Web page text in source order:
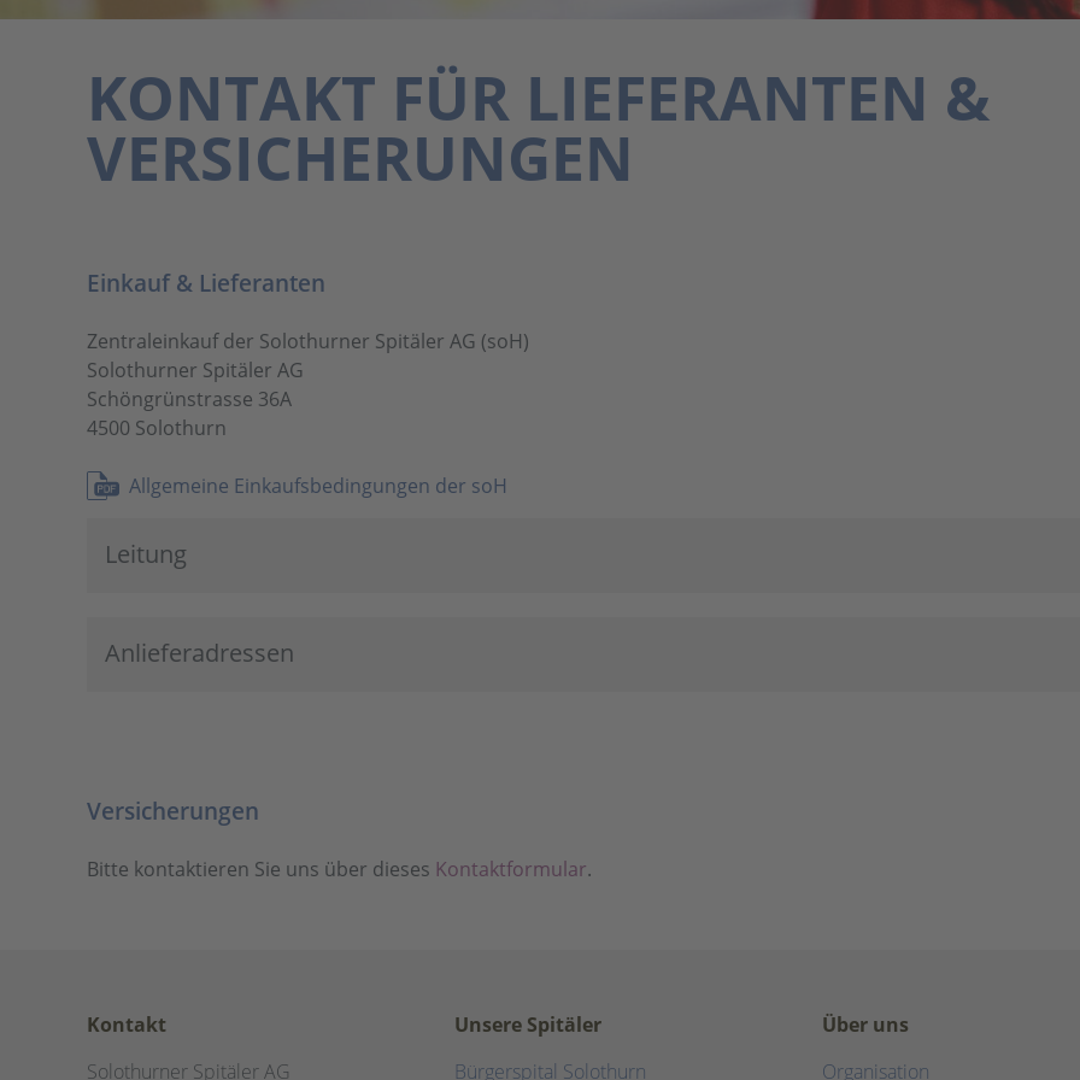
KONTAKT FÜR LIEFERANTEN &
VERSICHERUNGEN
Einkauf & Lieferanten
Zentraleinkauf der Solothurner Spitäler AG (soH)
Solothurner Spitäler AG
Schöngrünstrasse 36A
4500 Solothurn
Allgemeine Einkaufsbedingungen der soH
Leitung
Anlieferadressen
Versicherungen
Bitte kontaktieren Sie uns über dieses Kontaktformular.
Kontakt
Solothurner Spitäler AG
Unsere Spitäler
Bürgerspital Solothurn
Über uns
Organisation